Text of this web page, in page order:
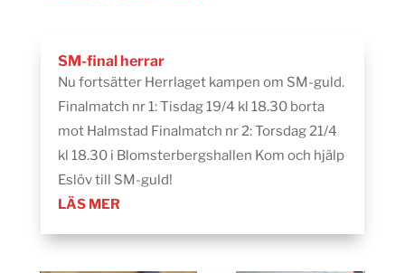
SM-final herrar
Nu fortsätter Herrlaget kampen om SM-guld.
Finalmatch nr 1: Tisdag 19/4 kl 18.30 borta
mot Halmstad Finalmatch nr 2: Torsdag 21/4
kl 18.30 i Blomsterbergshallen Kom och hjälp
Eslöv till SM-guld!
LÄS MER